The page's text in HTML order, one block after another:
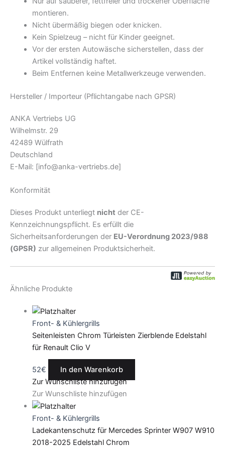
montieren.
Nicht übermäßig biegen oder knicken.
Kein Spielzeug – nicht für Kinder geeignet.
Vor der ersten Autowäsche sicherstellen, dass der
Artikel vollständig haftet.
Beim Entfernen keine Metallwerkzeuge verwenden.
Hersteller / Importeur (Pflichtangabe nach GPSR)
ANKA Vertriebs UG
Wilhelmstr. 29
42489 Wülfrath
Deutschland
E-Mail: [info@anka-vertriebs.de]
Konformität
Dieses Produkt unterliegt nicht der CE-
Kennzeichnungspflicht. Es erfüllt die
Sicherheitsanforderungen der EU-Verordnung 2023/988
(GPSR) zur allgemeinen Produktsicherheit.
Ähnliche Produkte
Front- & Kühlergrills
Seitenleisten Chrom Türleisten Zierblende Edelstahl
für Renault Clio V
52€
In den Warenkorb
Zur Wunschliste hinzufügen
Zur Wunschliste hinzufügen
Front- & Kühlergrills
Ladekantenschutz für Mercedes Sprinter W907 W910
2018-2025 Edelstahl Chrom